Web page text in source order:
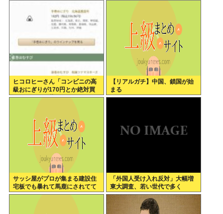
ヒコロヒーさん「コンビニの高
級おにぎりが170円とか絶対買
わない」とか薄すぎるトークを
【リアルガチ】中国、鎖国が始
まる
サッシ屋がプロが集まる建設住
宅板でも暴れて馬鹿にされてて
ワロタw
「外国人受け入れ反対」大幅増
東大調査、若い世代で多く